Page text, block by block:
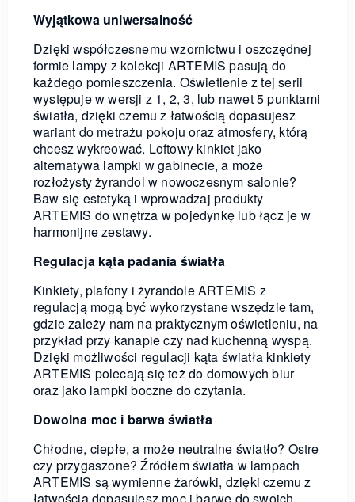
Wyjątkowa uniwersalność
Dzięki współczesnemu wzornictwu i oszczędnej
formie lampy z kolekcji ARTEMIS pasują do
każdego pomieszczenia. Oświetlenie z tej serii
występuje w wersji z 1, 2, 3, lub nawet 5 punktami
światła, dzięki czemu z łatwością dopasujesz
wariant do metrażu pokoju oraz atmosfery, którą
chcesz wykreować. Loftowy kinkiet jako
alternatywa lampki w gabinecie, a może
rozłożysty żyrandol w nowoczesnym salonie?
Baw się estetyką i wprowadzaj produkty
ARTEMIS do wnętrza w pojedynkę lub łącz je w
harmonijne zestawy.
Regulacja kąta padania światła
Kinkiety, plafony i żyrandole ARTEMIS z
regulacją mogą być wykorzystane wszędzie tam,
gdzie zależy nam na praktycznym oświetleniu, na
przykład przy kanapie czy nad kuchenną wyspą.
Dzięki możliwości regulacji kąta światła kinkiety
ARTEMIS polecają się też do domowych biur
oraz jako lampki boczne do czytania.
Dowolna moc i barwa światła
Chłodne, ciepłe, a może neutralne światło? Ostre
czy przygaszone? Źródłem światła w lampach
ARTEMIS są wymienne żarówki, dzięki czemu z